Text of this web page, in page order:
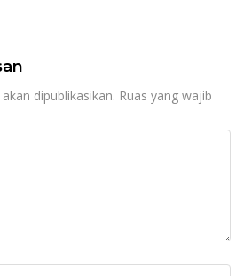
dipublikasikan. Ruas yang wajib